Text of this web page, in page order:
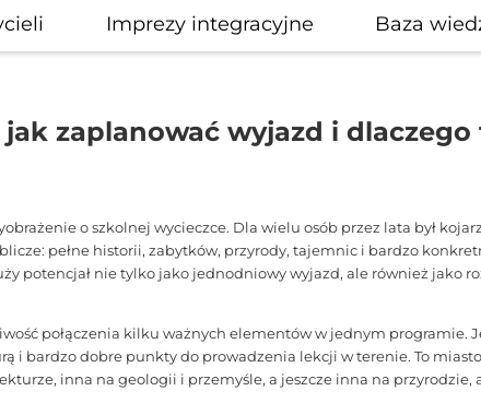
Imprezy integracyjne Baza
zaplanować wyjazd i dlaczego
o szkolnej wycieczce. Dla wielu osób przez lata był
pełne historii, zabytków, przyrody, tajemnic i bardzo
potencjał nie tylko jako jednodniowy wyjazd, ale również jako
połączenia kilku ważnych elementów w jednym programie.
i bardzo dobre punkty do prowadzenia lekcji w terenie. To
inna na geologii i przemyśle, a jeszcze inna na przyrodzie,